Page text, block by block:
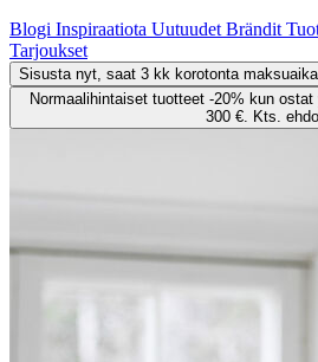
Blogi Inspiraatiota Uutuudet Brändit
Tarjoukset
Sisusta nyt, saat 3 kk korotonta
Normaalihintaiset tuotteet -20% kun
300 €. Kts.